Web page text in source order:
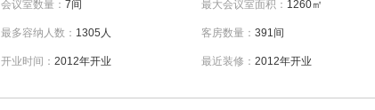
会议室数量： 7间 最大会议室面积： 1260㎡
最多容纳人数： 1305人 客房数量： 391间
开业时间： 2012年开业 最近装修： 2012年开业